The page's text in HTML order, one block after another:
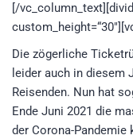
[/
Die zögerliche
leider auch in diesem
Reisenden. Nun hat
Ende Juni 2021 die
der Corona-